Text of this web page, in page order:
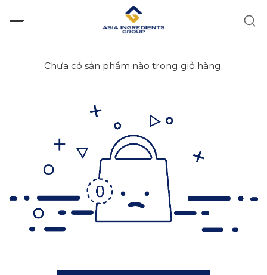
đến
Chưa có sản phẩm nào trong giỏ hàng.